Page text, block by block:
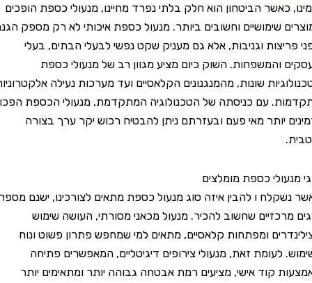
כאשר הביטחון הוא חלק בלתי נפרד מחיינו, מנעולי כספת הופכים
שימושיים וחשובים ביותר. מנעול כספת איכותי לא רק מספק הגנה
וגניבות, אלא גם מעניק שקט נפשי לבעלי הבתים, בעלי
והמשפחות. השוק כיום מציע מגוון רב של מנעולי כספת
שונות, מהמנגנונים הקלאסיים ועד מערכות נעילה אלקטרוניות
עם כניסתה של הטכנולוגיה המתקדמת, מנעולי הכספת הפכו
יותר מאי פעם ובעזרתם ניתן להבטיח רכוש יקר ערך בצורה
כספת מומלצים
ו להבין איזה סוג מנעול כספת מתאים לצורכינו, ישנם מספר
שחשוב להכיר. מנעול מכאני מסורתי, העושה שימוש
ומפתחות קלאסיים, מתאים למי שמחפש פתרון פשוט ונוח
לעומת זאת, מנעולי צירופים דיגיטליים, המאפשרים פתיחה
קוד אישי, מציעים רמת אבטחה גבוהה יותר ומתאימים יותר